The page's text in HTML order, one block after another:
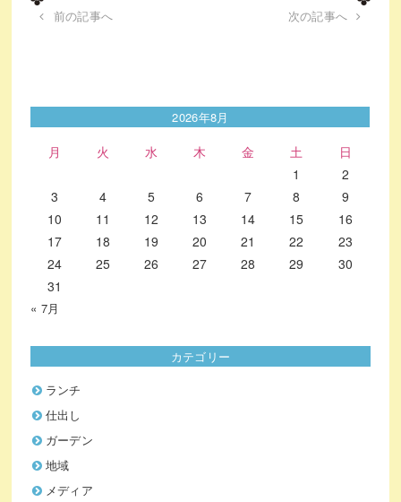
前の記事へ 次の記事へ
2026年8月
月 火 水 木 金 土
日
1
2
3
4 5 6 7 8
9
10
11 12 13 14 15
16
17
18 19 20 21 22
23
24
25 26 27 28 29
30
31
« 7月
カテゴリー
ランチ
仕出し
ガーデン
地域
メディア